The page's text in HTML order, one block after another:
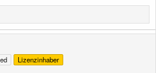
Lizenzinhaber